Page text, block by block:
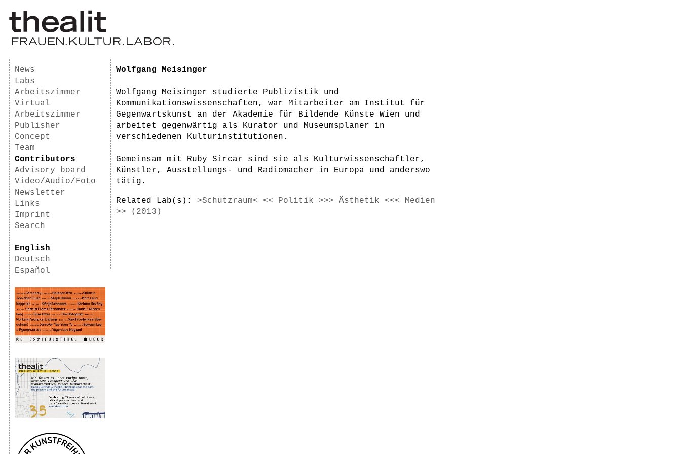
News
Labs
Arbeitszimmer
Virtual
Arbeitszimmer
Publisher
Concept
Team
Contributors
Advisory board
Video/Audio/Foto
Newsletter
Links
Imprint
Search
English
Deutsch
Español
Wolfgang Meisinger
Wolfgang Meisinger studierte Publizistik und
Kommunikationswissenschaften, war Mitarbeiter am Institut für
Gegenwartskunst an der Akademie für Bildende Künste Wien und
arbeitet gegenwärtig als Kurator und Museumsplaner in
verschiedenen Kulturinstitutionen.
Gemeinsam mit Ruby Sircar sind sie als Kulturwissenschaftler,
Künstler, Ausstellungs- und Radiomacher in Europa und anderswo
tätig.
Related Lab(s): >Schutzraum< << Politik >>> Ästhetik <<< Medien
>> (2013)